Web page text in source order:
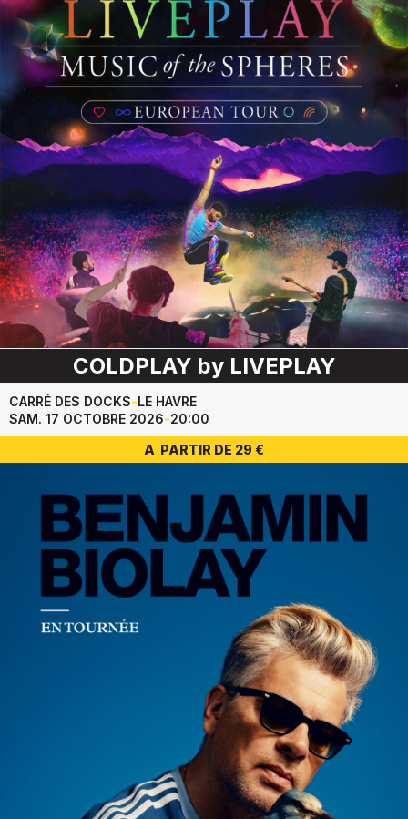
COLDPLAY by LIVEPLAY
CARRÉ DES DOCKS-LE HAVRE
SAM. 17 OCTOBRE 2026-20:00
A PARTIR DE 29 €